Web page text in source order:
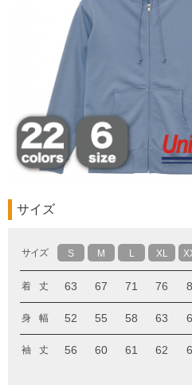
サイズ
サイズ S M L XL
着 丈 63 67 71 76
身 幅 52 55 58 63
袖 丈 56 60 61 62